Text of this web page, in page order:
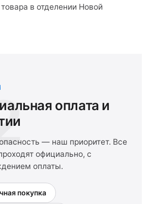
в отделении Новой
оплата и
— наш приоритет. Все
официально, с
оплаты.
покупка